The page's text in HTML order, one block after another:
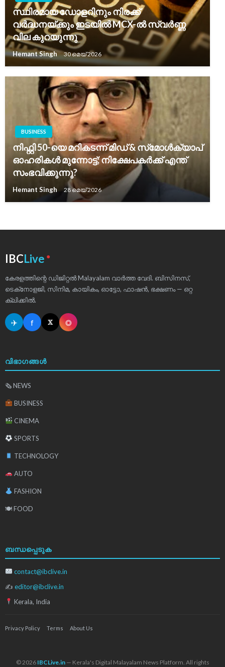
സ്ഥിരമായ ഡോളറിനും നിരക്ക്
വർദ്ധനയ്ക്കും ഇടയിൽ MCX-ൽ സ്വർണ്ണ
വില കുറയുന്നു
Hemant Singh 30 മെയ്‌ 2026
BUSINESS
നിഫ്റ്റി 50-യെ മറികടന്ന് മിഡ്‌ & സ്‌മോൾക്യാപ്
ഓഹരികൾ മുന്നോട്ട്; നിക്ഷേപകർക്ക് എന്ത്
സംഭവിക്കുന്നു?
Hemant Singh 28 മെയ്‌ 2026
IBCLive ●
കേരളത്തിന്റെ ഡിജിറ്റൽ Malayalam വാർത്ത വേദി. ബിസിനസ്,
ടെക്‌നോളജി, സിനിമ, കായികം, ഓട്ടോ, ഫാഷൻ, ഭക്ഷണം — ഒറ്റ
ക്ലിക്കിൽ.
✈ f 𝕏 ◎
വിഭാഗങ്ങൾ
🗞 NEWS
BUSINESS
CINEMA
SPORTS
TECHNOLOGY
AUTO
FASHION
🍽 FOOD
ബന്ധപ്പെടുക
contact@ibclive.in
✍ editor@ibclive.in
Kerala, India
Privacy Policy Terms About Us
© 2026 IBCLive.in— Kerala's Digital Malayalam News Platform. All rights